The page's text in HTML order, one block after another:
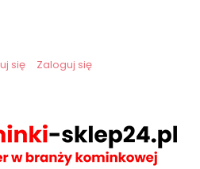
się Zaloguj się